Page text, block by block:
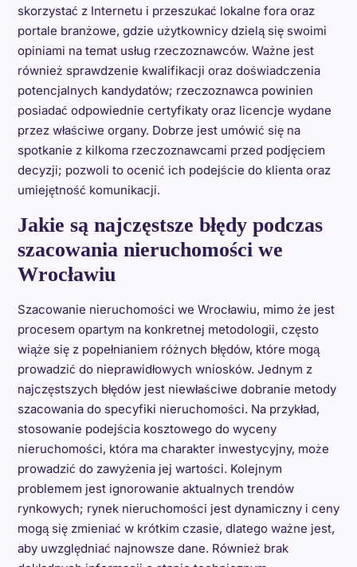
skorzystać z Internetu i przeszukać lokalne fora oraz
portale branżowe, gdzie użytkownicy dzielą się swoimi
opiniami na temat usług rzeczoznawców. Ważne jest
również sprawdzenie kwalifikacji oraz doświadczenia
potencjalnych kandydatów; rzeczoznawca powinien
posiadać odpowiednie certyfikaty oraz licencje wydane
przez właściwe organy. Dobrze jest umówić się na
spotkanie z kilkoma rzeczoznawcami przed podjęciem
decyzji; pozwoli to ocenić ich podejście do klienta oraz
umiejętność komunikacji.
Jakie są najczęstsze błędy podczas
szacowania nieruchomości we
Wrocławiu
Szacowanie nieruchomości we Wrocławiu, mimo że jest
procesem opartym na konkretnej metodologii, często
wiąże się z popełnianiem różnych błędów, które mogą
prowadzić do nieprawidłowych wniosków. Jednym z
najczęstszych błędów jest niewłaściwe dobranie metody
szacowania do specyfiki nieruchomości. Na przykład,
stosowanie podejścia kosztowego do wyceny
nieruchomości, która ma charakter inwestycyjny, może
prowadzić do zawyżenia jej wartości. Kolejnym
problemem jest ignorowanie aktualnych trendów
rynkowych; rynek nieruchomości jest dynamiczny i ceny
mogą się zmieniać w krótkim czasie, dlatego ważne jest,
aby uwzględniać najnowsze dane. Również brak